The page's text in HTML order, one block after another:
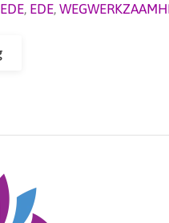
, EDE,